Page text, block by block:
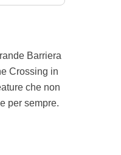
Barriera
Crossing in
che non
per sempre.